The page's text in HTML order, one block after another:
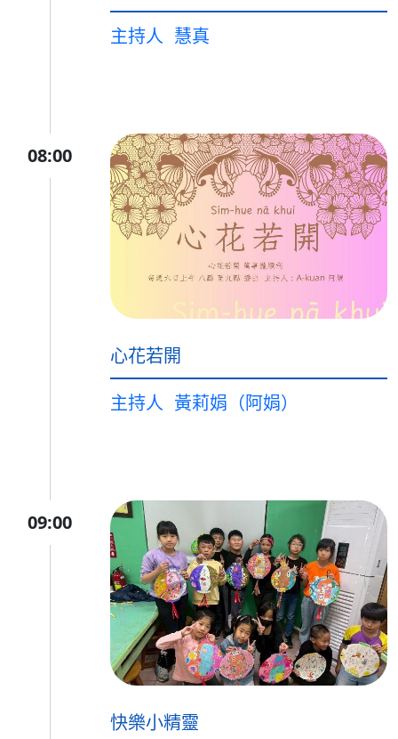
主持人 慧真
08:00
心花若開
主持人 黃莉娟（阿娟）
09:00
快樂小精靈